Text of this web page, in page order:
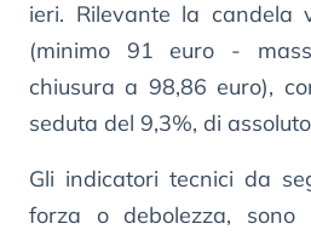
ieri. Rilevante la candela
(minimo 91 euro -
chiusura a 98,86 euro),
seduta del 9,3%, di
Gli indicatori tecnici da
forza o debolezza, sono